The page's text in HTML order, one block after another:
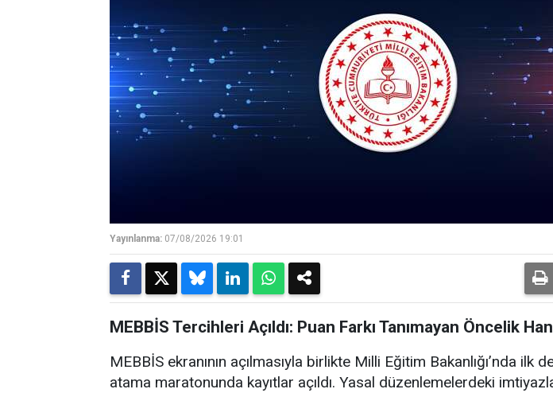
Yayınlanma: 07/08/2026 19:01
MEBBİS Tercihleri Açıldı: Puan Farkı Tanımayan Öncelik
MEBBİS ekranının açılmasıyla birlikte Milli Eğitim Bakanlığı’nda ilk
atama maratonunda kayıtlar açıldı. Yasal düzenlemelerdeki